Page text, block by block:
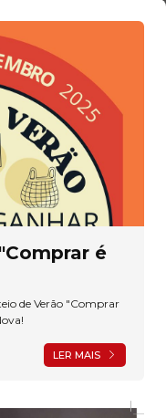
é
de Verão "Comprar
LER MAIS